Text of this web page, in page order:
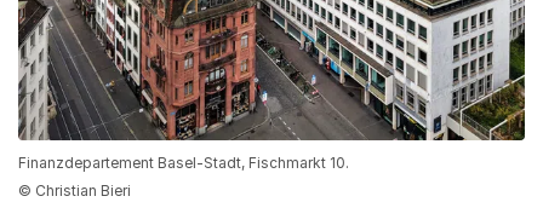
Finanzdepartement Basel-Stadt, Fischmarkt 10.
© Christian Bieri